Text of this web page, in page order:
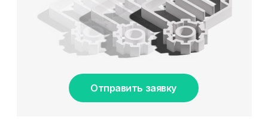
Отправить заявку